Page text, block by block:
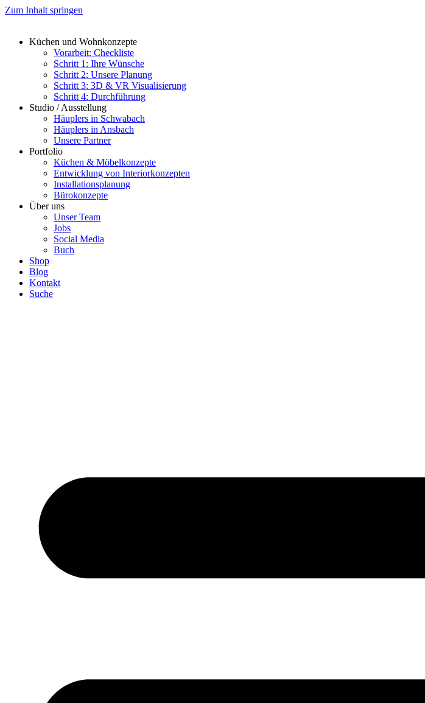
Zum Inhalt springen
Küchen und Wohnkonzepte
Vorarbeit: Checkliste
Schritt 1: Ihre Wünsche
Schritt 2: Unsere Planung
Schritt 3: 3D & VR Visualisierung
Schritt 4: Durchführung
Studio / Ausstellung
Häuplers in Schwabach
Häuplers in Ansbach
Unsere Partner
Portfolio
Küchen & Möbelkonzepte
Entwicklung von Interiorkonzepten
Installationsplanung
Bürokonzepte
Über uns
Unser Team
Jobs
Social Media
Buch
Shop
Blog
Kontakt
Suche